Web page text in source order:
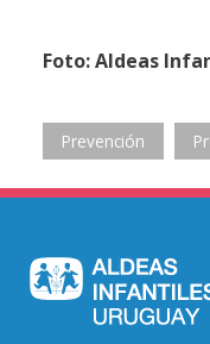
Foto: Aldeas
Prevención